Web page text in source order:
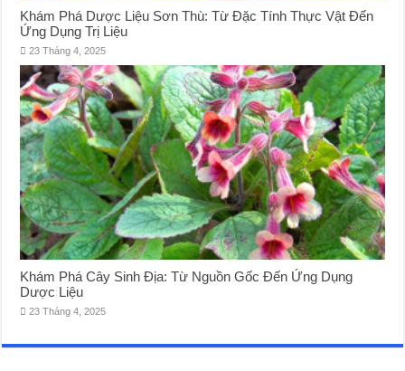
Khám Phá Dược Liệu Sơn Thù: Từ Đặc Tính Thực Vật Đến
Ứng Dụng Trị Liệu
23 Tháng 4, 2025
Khám Phá Cây Sinh Địa: Từ Nguồn Gốc Đến Ứng Dụng
Dược Liệu
23 Tháng 4, 2025